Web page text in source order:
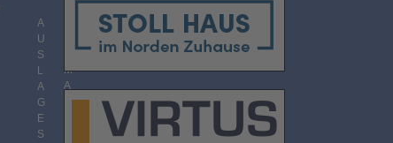
A
U
S
L
A
G
E
S
M
A